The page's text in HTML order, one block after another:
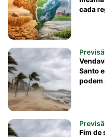
cada
Santo
podem
Fim de